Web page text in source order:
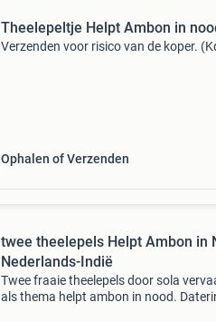
Theelepeltje Helpt Ambon in
Verzenden voor risico van de koper.
Ophalen of Verzenden
twee theelepels Helpt Ambon in
Nederlands-Indië
Twee fraaie theelepels door sola
als thema helpt ambon in nood.